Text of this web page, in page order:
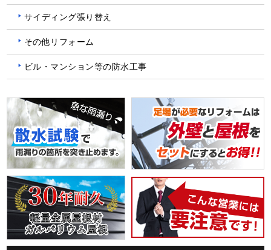
サイディング張り替え
その他リフォーム
ビル・マンション等の防水工事